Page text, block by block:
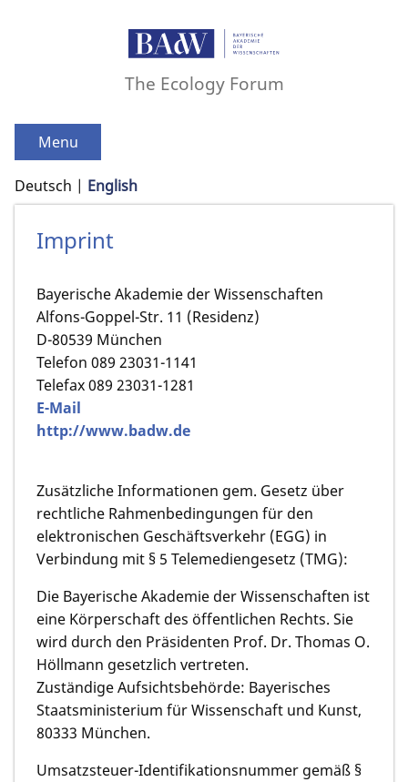
The Ecology Forum
Menu
Deutsch English
Imprint
Bayerische Akademie der Wissenschaften
Alfons-Goppel-Str. 11 (Residenz)
D-80539 München
Telefon 089 23031-1141
Telefax 089 23031-1281
E-Mail
http://www.badw.de
Zusätzliche Informationen gem. Gesetz über
rechtliche Rahmenbedingungen für den
elektronischen Geschäftsverkehr (EGG) in
Verbindung mit § 5 Telemediengesetz (TMG):
Die Bayerische Akademie der Wissenschaften ist
eine Körperschaft des öffentlichen Rechts. Sie
wird durch den Präsidenten Prof. Dr. Thomas O.
Höllmann gesetzlich vertreten.
Zuständige Aufsichtsbehörde: Bayerisches
Staatsministerium für Wissenschaft und Kunst,
80333 München.
Umsatzsteuer-Identifikationsnummer gemäß §